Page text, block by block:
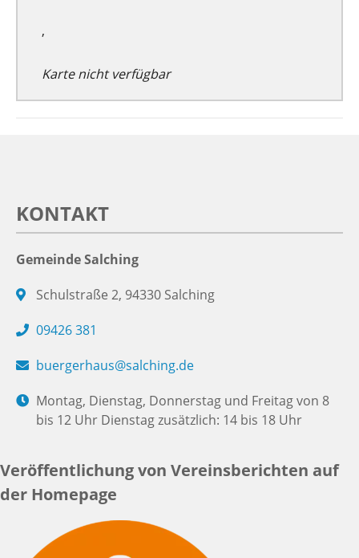
,
Karte nicht verfügbar
KONTAKT
Gemeinde Salching
Schulstraße 2, 94330 Salching
09426 381
buergerhaus@salching.de
Montag, Dienstag, Donnerstag und Freitag von 8
bis 12 Uhr Dienstag zusätzlich: 14 bis 18 Uhr
Veröffentlichung von Vereinsberichten auf
der Homepage